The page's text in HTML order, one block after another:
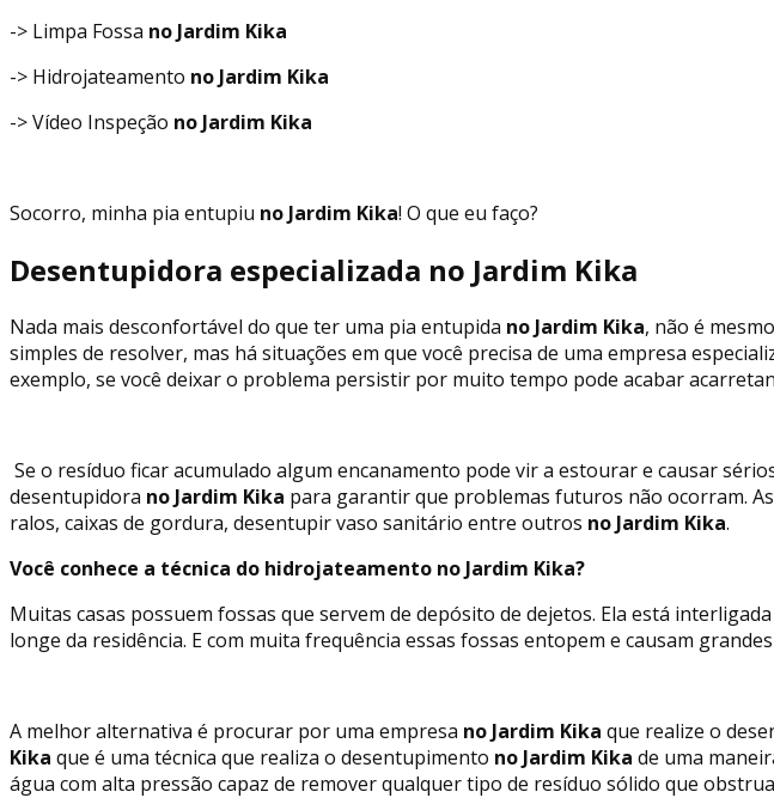
-> Limpa Fossa no Jardim Kika
-> Hidrojateamento no Jardim Kika
-> Vídeo Inspeção no Jardim Kika
Socorro, minha pia entupiu no Jardim Kika! O que eu faço?
Desentupidora especializada no Jardim Kika
Nada mais desconfortável do que ter uma pia entupida no Jardim Kika, não é
simples de resolver, mas há situações em que você precisa de uma empresa
exemplo, se você deixar o problema persistir por muito tempo pode acabar
Se o resíduo ficar acumulado algum encanamento pode vir a estourar e causar
desentupidora no Jardim Kika para garantir que problemas futuros não ocorram.
ralos, caixas de gordura, desentupir vaso sanitário entre outros no Jardim Kika.
Você conhece a técnica do hidrojateamento no Jardim Kika?
Muitas casas possuem fossas que servem de depósito de dejetos. Ela está
longe da residência. E com muita frequência essas fossas entopem e causam
A melhor alternativa é procurar por uma empresa no Jardim Kika que realize o
Kika que é uma técnica que realiza o desentupimento no Jardim Kika de uma
água com alta pressão capaz de remover qualquer tipo de resíduo sólido que